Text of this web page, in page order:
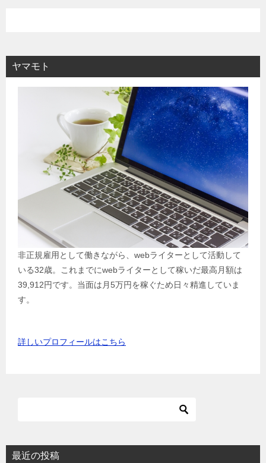
ヤマモト
非正規雇用として働きながら、webライターとして活動して
いる32歳。これまでにwebライターとして稼いだ最高月額は
39,912円です。当面は月5万円を稼ぐため日々精進していま
す。
詳しいプロフィールはこちら
最近の投稿